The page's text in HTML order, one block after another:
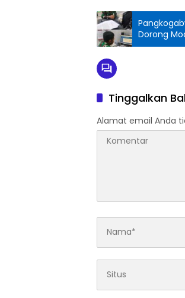
Dorong
Tinggalkan
Alamat email Anda